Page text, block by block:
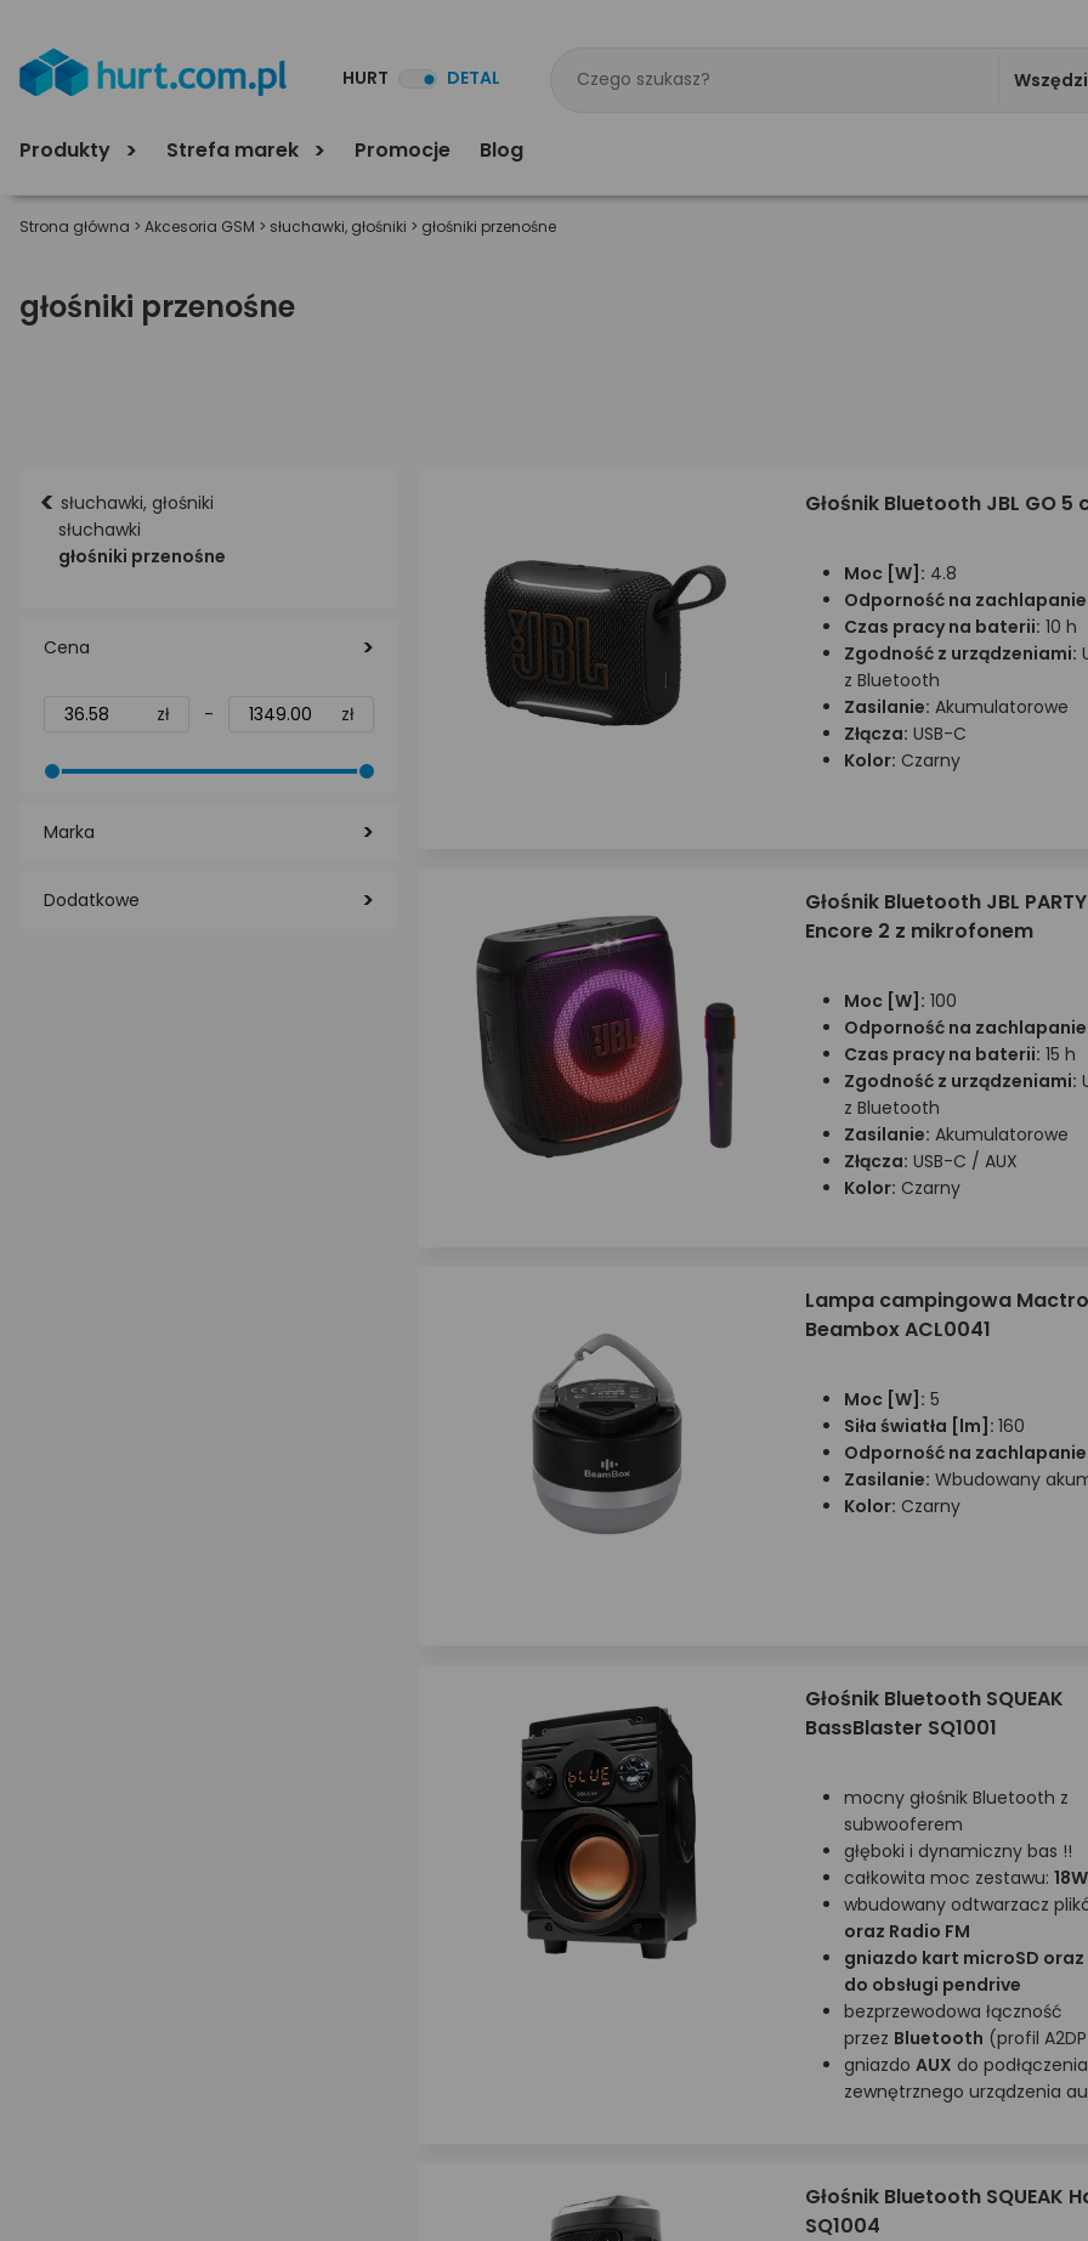
HURT DETAL
Produkty Strefa marek Promocje Blog
Strona główna > Akcesoria GSM > słuchawki, głośniki > głośniki przenośne
głośniki przenośne
< słuchawki, głośniki
słuchawki
głośniki przenośne
Cena
zł - zł
Marka
Dodatkowe
Głośnik Bluetooth JBL GO 5
Moc [W]: 4.8
Odporność na
Czas pracy na baterii: 10 h
Zgodność z urządzeniami:
z Bluetooth
Zasilanie: Akumulatorowe
Złącza: USB-C
Kolor: Czarny
Głośnik Bluetooth JBL
Encore 2 z mikrofonem
Moc [W]: 100
Odporność na
Czas pracy na baterii: 15 h
Zgodność z urządzeniami:
z Bluetooth
Zasilanie: Akumulatorowe
Złącza: USB-C / AUX
Kolor: Czarny
Lampa campingowa
Beambox ACL0041
Moc [W]: 5
Siła światła [lm]: 160
Odporność na
Zasilanie: Wbudowany
Kolor: Czarny
Głośnik Bluetooth SQUEAK
BassBlaster SQ1001
mocny głośnik Bluetooth z
subwooferem
głęboki i dynamiczny bas !!
całkowita moc zestawu:
wbudowany odtwarzacz
oraz Radio FM
gniazdo kart microSD oraz
do obsługi pendrive
bezprzewodowa łączność
przez Bluetooth (profil
gniazdo AUX do podłączenia
zewnętrznego urządzenia
Głośnik Bluetooth SQUEAK
SQ1004